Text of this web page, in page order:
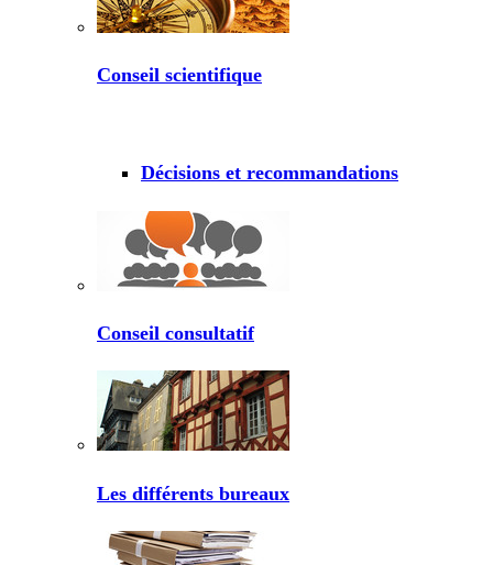
Conseil scientifique
Décisions et recommandations
Conseil consultatif
Les différents bureaux